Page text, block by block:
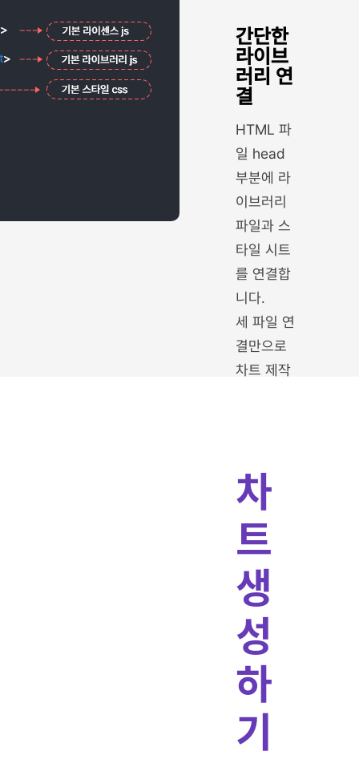
간단한
라이브
러리 연
결
HTML 파
일 head
부분에 라
이브러리
파일과 스
타일 시트
를 연결합
니다.
세 파일 연
결만으로
차트 제작
차
트
생
성
하
기